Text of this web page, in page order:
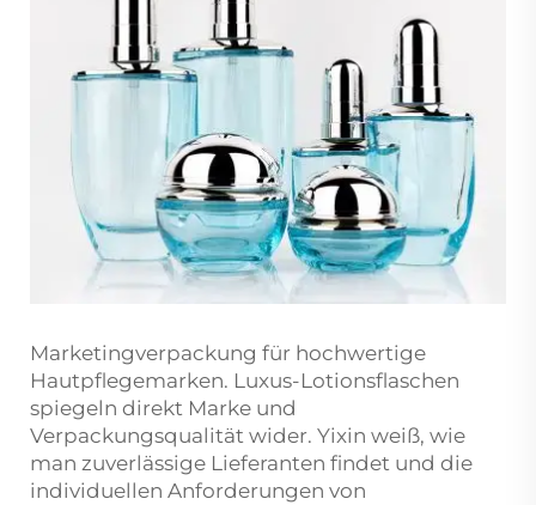
Marketingverpackung für hochwertige
Hautpflegemarken. Luxus-Lotionsflaschen
spiegeln direkt Marke und
Verpackungsqualität wider. Yixin weiß, wie
man zuverlässige Lieferanten findet und die
individuellen Anforderungen von